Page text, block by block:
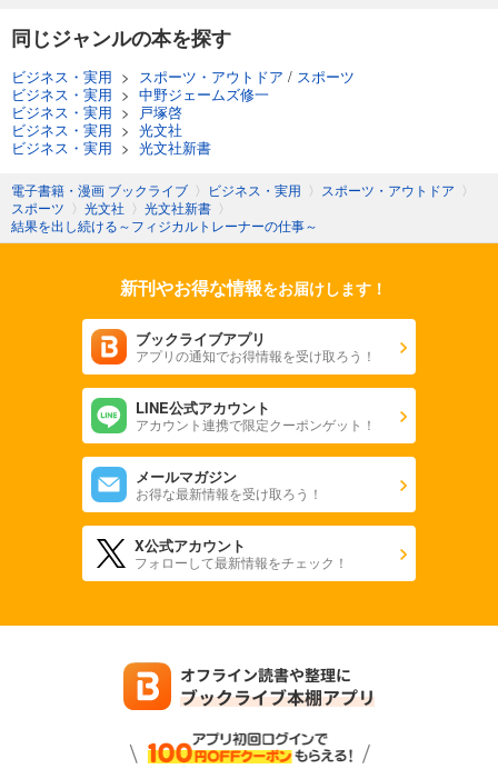
同じジャンルの本を探す
ビジネス・実用 > スポーツ・アウトドア / スポーツ
ビジネス・実用 > 中野ジェームズ修一
ビジネス・実用 >
戸塚啓
ビジネス・実用 > 光文社
ビジネス・実用 > 光文社新書
電子書籍・漫画 ブックライブ 〉 ビジネス・実用 〉 スポーツ・アウトドア 〉
スポーツ 〉 光文社 〉 光文社新書 〉
結果を出し続ける～フィジカルトレーナーの仕事～
新刊やお得な情報をお届けします！
ブックライブアプリ
アプリの通知でお得情報を受け取ろう！
LINE公式アカウント
アカウント連携で限定クーポンゲット！
メールマガジン
お得な最新情報を受け取ろう！
X公式アカウント
フォローして最新情報をチェック！